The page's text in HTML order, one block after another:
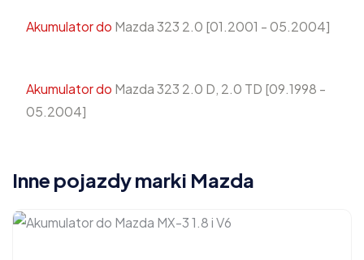
Akumulator do Mazda 323 2.0 [01.2001 - 05.2004]
Akumulator do Mazda 323 2.0 D, 2.0 TD [09.1998 -
05.2004]
Inne pojazdy marki Mazda